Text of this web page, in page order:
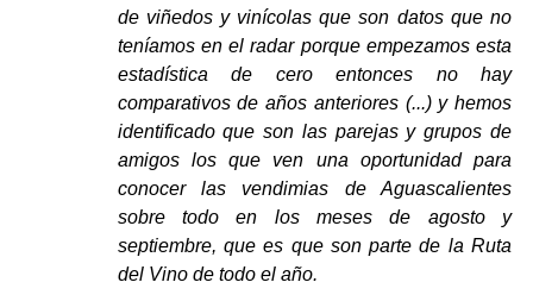
de viñedos y vinícolas que son datos que no
teníamos en el radar porque empezamos esta
estadística de cero entonces no hay
comparativos de años anteriores (...) y hemos
identificado que son las parejas y grupos de
amigos los que ven una oportunidad para
conocer las vendimias de Aguascalientes
sobre todo en los meses de agosto y
septiembre, que es que son parte de la Ruta
del Vino de todo el año.